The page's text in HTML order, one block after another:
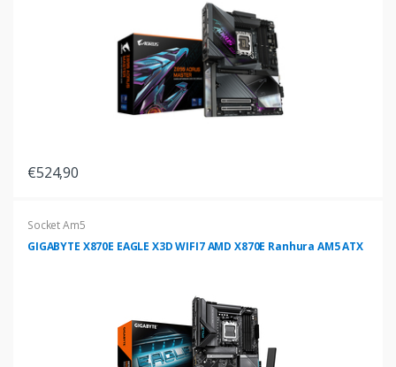
€524,90
Socket Am5
GIGABYTE X870E EAGLE X3D WIFI7 AMD X870E Ranhura AM5 ATX